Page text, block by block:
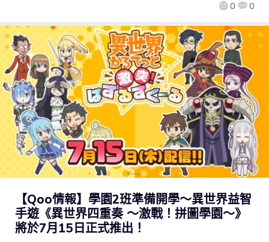
0 0
【Qoo情報】學園2班準備開學～異世界益智
手遊《異世界四重奏 ～激戰！拼圖學園～》
將於7月15日正式推出！